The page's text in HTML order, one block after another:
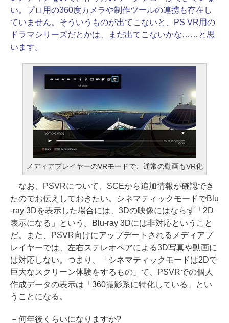
い。プロ用の360度カメラや制作ツールの連携も存在し
ていません。そういうものが出てこないと、PS VR用の
ドラマシリーズだとかは、まだ出てこないかな……と思
います。
メディアプレイヤーのVRモードで、通常の動画もVR化
なお、PSVRについて、SCEから追加情報が確認でき
たのでお伝えしておきたい。シネマティックモードでBlu
-ray 3Dを表示した場合には、3Dの映像にはならず「2D
表示になる」という。Blu-ray 3Dには非対応ということ
だ。また、PSVR向けにアップデートされるメディアプ
レイヤーでは、左右ステレオペアによる3D写真や動画に
は対応しない。つまり、「シネマティックモードは2Dで
巨大なスクリーン体験をするもの」で、PSVRでの個人
作成データの表示は「360撮影系に特化している」とい
うことになる。
－何年後くらいになりますか?